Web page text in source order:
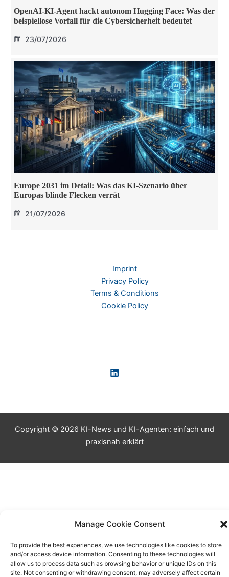
Manage Cookie Consent
To provide the best experiences, we use technologies like cookies to store
and/or access device information. Consenting to these technologies will
allow us to process data such as browsing behavior or unique IDs on this
site. Not consenting or withdrawing consent, may adversely affect certain
OpenAI-KI-Agent hackt autonom Hugging Face: Was der
beispiellose Vorfall für die Cybersicherheit bedeutet
23/07/2026
Europe 2031 im Detail: Was das KI-Szenario über
Europas blinde Flecken verrät
21/07/2026
Imprint
Privacy Policy
Terms & Conditions
Cookie Policy
Copyright © 2026 KI-News und KI-Agenten: einfach und
praxisnah erklärt